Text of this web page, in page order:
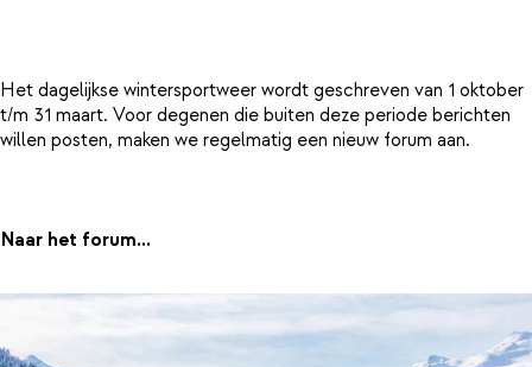
Het dagelijkse wintersportweer wordt geschreven van 1 oktober
t/m 31 maart. Voor degenen die buiten deze periode berichten
willen posten, maken we regelmatig een nieuw forum aan.
Naar het forum...